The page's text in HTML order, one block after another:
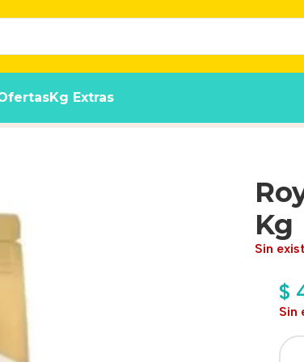
Kg Extras
Kg
Sin
$
Sin